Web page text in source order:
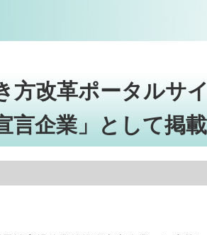
方改革ポータルサ
言企業」として掲